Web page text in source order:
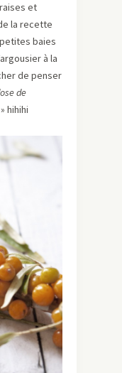
et
la recette
baies
à la
de penser
de
» hihihi